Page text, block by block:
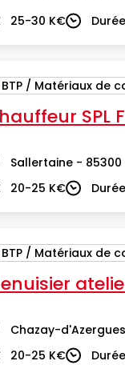
25-30 K€Durée
BTP / Matériaux de
SPL
Sallertaine - 85300
20-25 K€Durée
BTP / Matériaux de
Chazay-
20-25 K€